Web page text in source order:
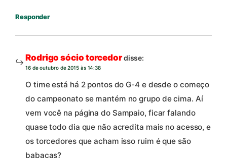
Responder
Rodrigo sócio torcedordisse:
16 de outubro de 2015 às 14:38
O time está há 2 pontos do G-4 e desde o começo
do campeonato se mantém no grupo de cima. Aí
vem você na página do Sampaio, ficar falando
quase todo dia que não acredita mais no acesso, e
os torcedores que acham isso ruim é que são
babacas?